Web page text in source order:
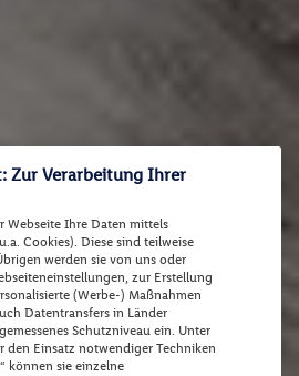
Zur Verarbeitung Ihrer
Webseite Ihre Daten mittels
Cookies). Diese sind teilweise
werden sie von uns oder
zur Erstellung
(Werbe-) Maßnahmen
Datentransfers in Länder
Schutzniveau ein. Unter
den Einsatz notwendiger Techniken
können sie einzelne